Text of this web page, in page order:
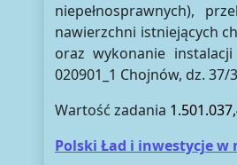
niepełnosprawnych),
nawierzchni istniejących
oraz wykonanie
020901_1 Chojnów, dz.
Wartość zadania
Polski Ład i inwestycje w